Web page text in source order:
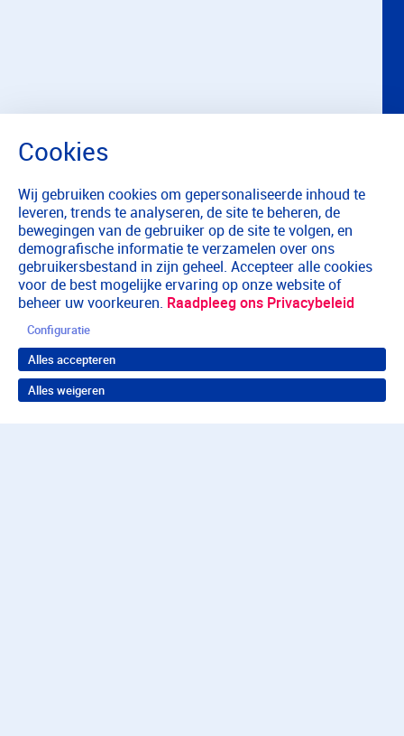
Wij gebruiken cookies om gepersonaliseerde inhoud te
leveren, trends te analyseren, de site te beheren, de
bewegingen van de gebruiker op de site te volgen, en
demografische informatie te verzamelen over ons
gebruikersbestand in zijn geheel. Accepteer alle cookies
voor de best mogelijke ervaring op onze website of
beheer uw voorkeuren. Raadpleeg ons Privacybeleid
Configuratie
Alles accepteren
Alles weigeren